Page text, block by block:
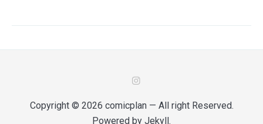
Copyright © 2026 comicplan— All right Reserved.
Powered by Jekyll.